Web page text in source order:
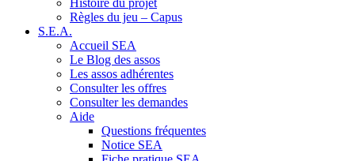
Histoire du projet
Règles du jeu – Capus
S.E.A.
Accueil SEA
Le Blog des assos
Les assos adhérentes
Consulter les offres
Consulter les demandes
Aide
Questions fréquentes
Notice SEA